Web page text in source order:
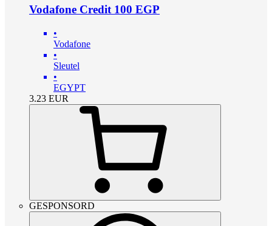
Vodafone Credit 100 EGP
•
Vodafone
•
Sleutel
•
EGYPT
3.23 EUR
GESPONSORD